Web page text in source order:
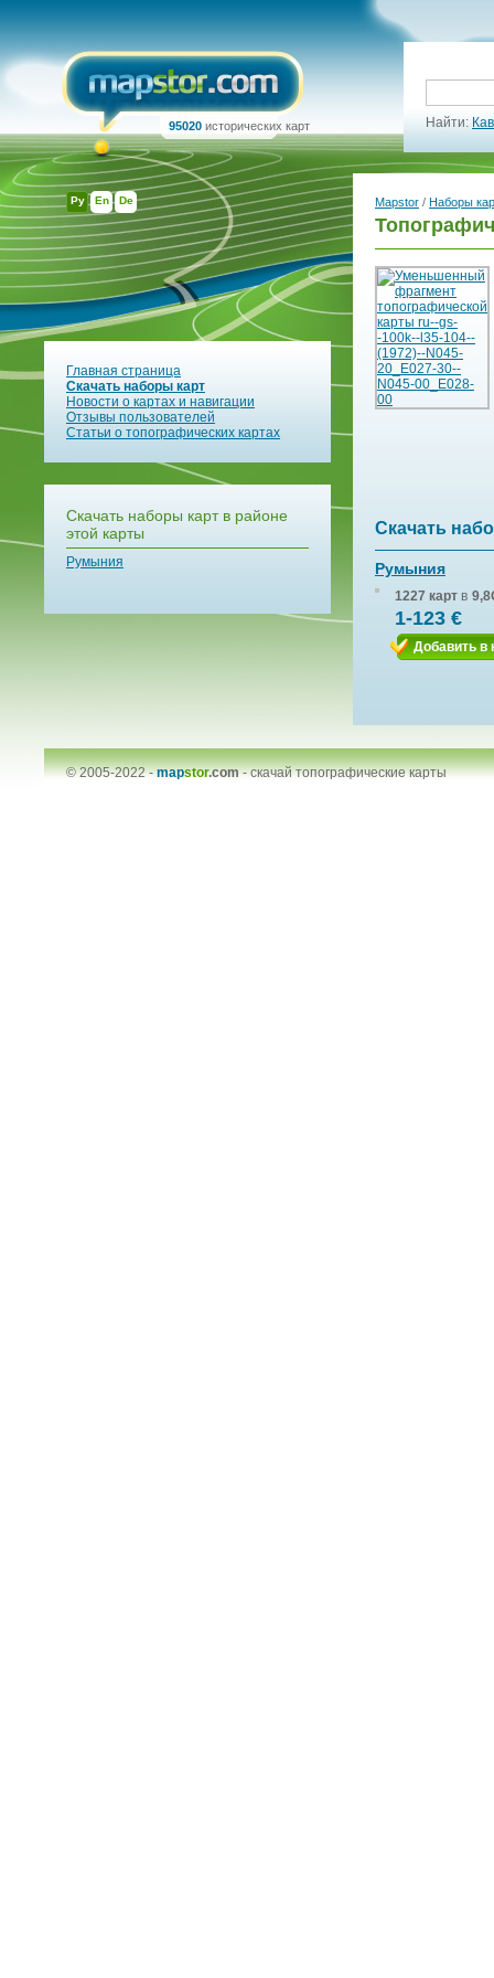
Ру En De
95020 исторических карт Найти:
Главная страница
Скачать наборы карт
Новости о картах и навигации
Отзывы пользователей
Статьи о топографических картах
Скачать наборы карт в районе
этой карты
Румыния
Mapstor / Наборы
Скачать
Румыния
1227 карт в
1-123 €
Добавить в
© 2005-2022 -mapstor.com-скачай топографические карты